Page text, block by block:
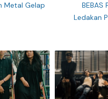
Metal Gelap
BEBAS
Ledakan